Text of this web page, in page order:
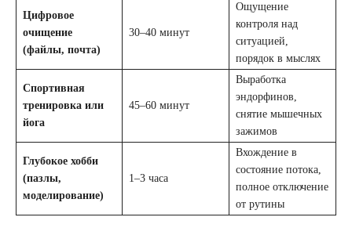
Цифровое
очищение
(файлы, почта)
30–40 минут
Ощущение
контроля над
ситуацией,
порядок в мыслях
Спортивная
тренировка или
йога
45–60 минут
Выработка
эндорфинов,
снятие мышечных
зажимов
Глубокое хобби
(пазлы,
моделирование)
1–3 часа
Вхождение в
состояние потока,
полное отключение
от рутины